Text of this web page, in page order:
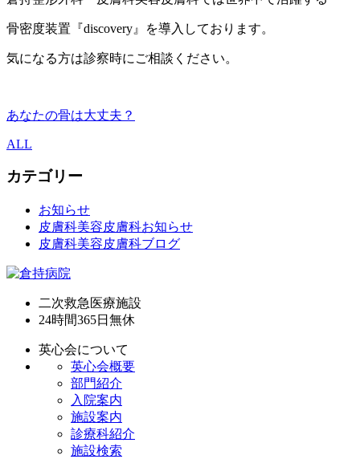
骨密度装置『discovery』を導入しております。
気になる方は診察時にご相談ください。
あなたの骨は大丈夫？
ALL
カテゴリー
お知らせ
皮膚科美容皮膚科お知らせ
皮膚科美容皮膚科ブログ
二次救急医療施設
24時間365日 無休
英心会について
英心会概要
部門紹介
入院案内
施設案内
診療科紹介
施設検索